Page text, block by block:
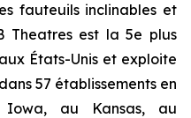
fauteuils inclinables et
Theatres est la 5e plus
États-Unis et exploite
57 établissements en
au Kansas, au